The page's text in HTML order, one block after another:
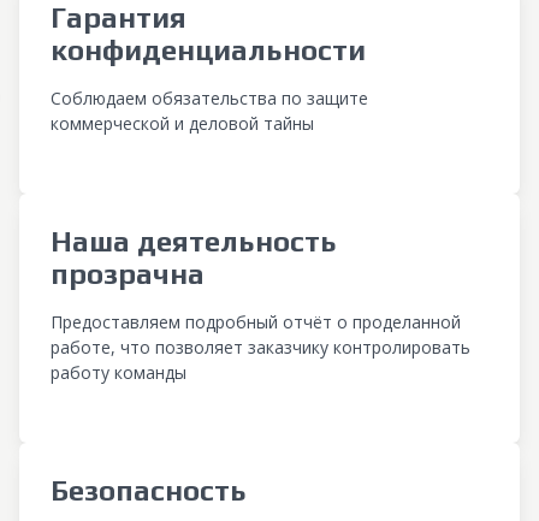
Гарантия
конфиденциальности
Соблюдаем обязательства по защите
коммерческой и деловой тайны
Наша деятельность
прозрачна
Предоставляем подробный отчёт о проделанной
работе, что позволяет заказчику контролировать
работу команды
Безопасность